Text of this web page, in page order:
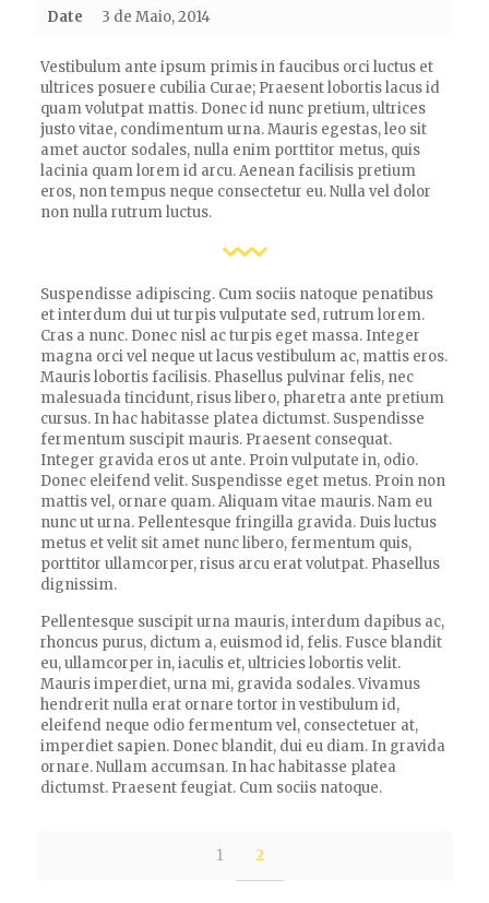
Date 3 de Maio, 2014
Vestibulum ante ipsum primis in faucibus orci luctus et
ultrices posuere cubilia Curae; Praesent lobortis lacus id
quam volutpat mattis. Donec id nunc pretium, ultrices
justo vitae, condimentum urna. Mauris egestas, leo sit
amet auctor sodales, nulla enim porttitor metus, quis
lacinia quam lorem id arcu. Aenean facilisis pretium
eros, non tempus neque consectetur eu. Nulla vel dolor
non nulla rutrum luctus.
Suspendisse adipiscing. Cum sociis natoque penatibus
et interdum dui ut turpis vulputate sed, rutrum lorem.
Cras a nunc. Donec nisl ac turpis eget massa. Integer
magna orci vel neque ut lacus vestibulum ac, mattis eros.
Mauris lobortis facilisis. Phasellus pulvinar felis, nec
malesuada tincidunt, risus libero, pharetra ante pretium
cursus. In hac habitasse platea dictumst. Suspendisse
fermentum suscipit mauris. Praesent consequat.
Integer gravida eros ut ante. Proin vulputate in, odio.
Donec eleifend velit. Suspendisse eget metus. Proin non
mattis vel, ornare quam. Aliquam vitae mauris. Nam eu
nunc ut urna. Pellentesque fringilla gravida. Duis luctus
metus et velit sit amet nunc libero, fermentum quis,
porttitor ullamcorper, risus arcu erat volutpat. Phasellus
dignissim.
Pellentesque suscipit urna mauris, interdum dapibus ac,
rhoncus purus, dictum a, euismod id, felis. Fusce blandit
eu, ullamcorper in, iaculis et, ultricies lobortis velit.
Mauris imperdiet, urna mi, gravida sodales. Vivamus
hendrerit nulla erat ornare tortor in vestibulum id,
eleifend neque odio fermentum vel, consectetuer at,
imperdiet sapien. Donec blandit, dui eu diam. In gravida
ornare. Nullam accumsan. In hac habitasse platea
dictumst. Praesent feugiat. Cum sociis natoque.
1 2